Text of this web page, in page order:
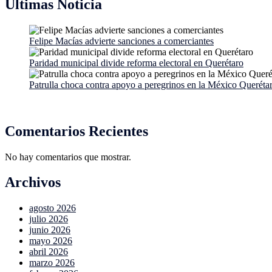
Últimas Noticia
Felipe Macías advierte sanciones a comerciantes
Paridad municipal divide reforma electoral en Querétaro
Patrulla choca contra apoyo a peregrinos en la México
Comentarios Recientes
No hay comentarios que mostrar.
Archivos
agosto 2026
julio 2026
junio 2026
mayo 2026
abril 2026
marzo 2026